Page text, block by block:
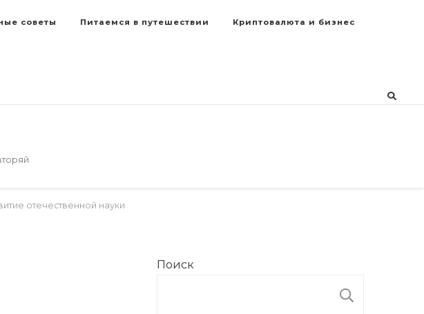
советы Питаемся в путешествии Криптовалюта и бизнес
отечественной науки
Поиск